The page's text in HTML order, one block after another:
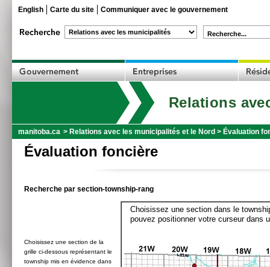
English Carte du site Communiquer avec le gouvernement
Recherche...
Relations
manitoba.ca > Relations avec les municipalités et le Nord > Évaluation
Évaluation foncière
Recherche par section-township-rang
Choisissez une section de la
grille ci-dessous représentant le
township mis en évidence dans
Choisissez une section dans le
pouvez positionner votre curseur dans